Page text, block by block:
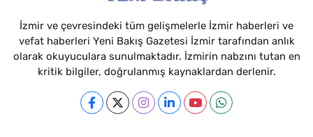
İzmir ve çevresindeki tüm gelişmelerle İzmir haberleri ve
vefat haberleri Yeni Bakış Gazetesi İzmir tarafından anlık
olarak okuyuculara sunulmaktadır. İzmirin nabzını tutan en
kritik bilgiler, doğrulanmış kaynaklardan derlenir.